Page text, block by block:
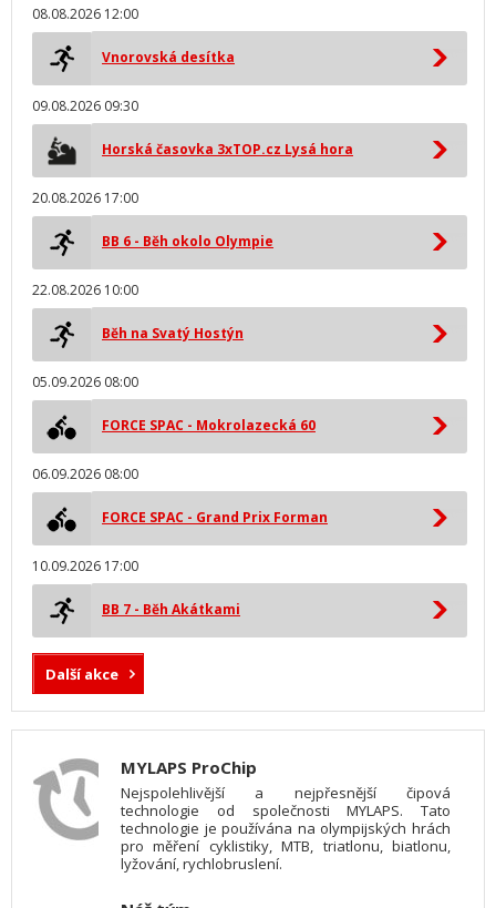
08.08.2026 12:00
Vnorovská desítka
09.08.2026 09:30
Horská časovka 3xTOP.cz Lysá hora
20.08.2026 17:00
BB 6 - Běh okolo Olympie
22.08.2026 10:00
Běh na Svatý Hostýn
05.09.2026 08:00
FORCE SPAC - Mokrolazecká 60
06.09.2026 08:00
FORCE SPAC - Grand Prix Forman
10.09.2026 17:00
BB 7 - Běh Akátkami
Další akce
MYLAPS ProChip
Nejspolehlivější a nejpřesnější čipová
technologie od společnosti MYLAPS. Tato
technologie je používána na olympijských hrách
pro měření cyklistiky, MTB, triatlonu, biatlonu,
lyžování, rychlobruslení.